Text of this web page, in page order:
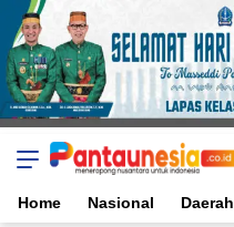
Home Nasional Daerah